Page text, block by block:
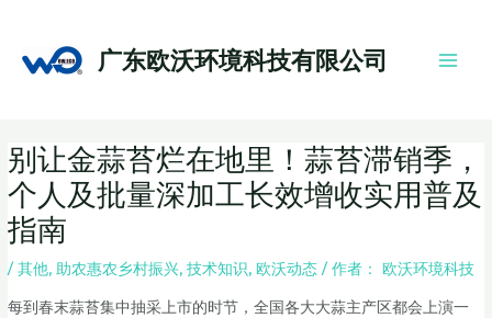
广东欧沃环境科技有限公司
别让金蒜苔烂在地里！蒜苔滞销季，
个人及批量深加工长效增收实用普及
指南
/其他, 助农惠农乡村振兴,技术知识,欧沃动态 / 作者： 欧沃环境科技
每到春末蒜苔集中抽采上市的时节，全国各大大蒜主产区都会上演一
navigation